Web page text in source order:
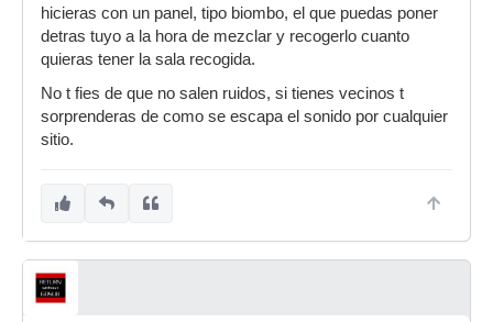
hicieras con un panel, tipo biombo, el que puedas poner
detras tuyo a la hora de mezclar y recogerlo cuanto
quieras tener la sala recogida.
No t fies de que no salen ruidos, si tienes vecinos t
sorprenderas de como se escapa el sonido por cualquier
sitio.